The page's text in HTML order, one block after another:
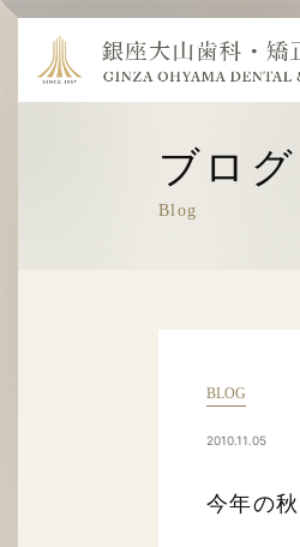
ブログ
Blog
BLOG
2010.11.05
今年の